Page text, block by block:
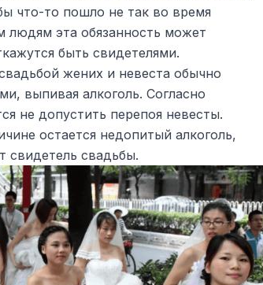
что-то пошло не так во время
эта обязанность может
быть свидетелями.
жених и невеста обычно
выпивая алкоголь. Согласно
не допустить перепоя невесты.
остается недопитый алкоголь,
свидетель свадьбы.